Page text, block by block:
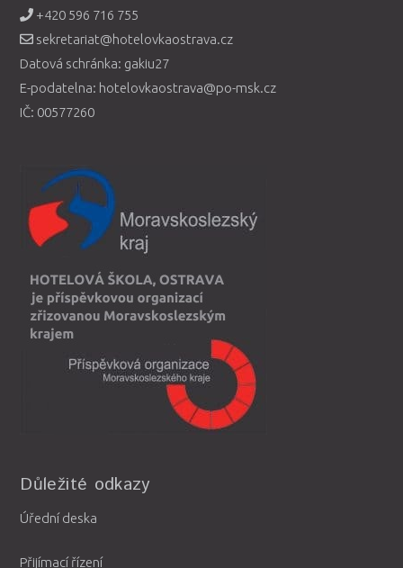
+420 596 716 755
sekretariat@hotelovkaostrava.cz
Datová schránka: gakiu27
E-podatelna: hotelovkaostrava@po-msk.cz
IČ: 00577260
Důležité odkazy
Úřední deska
Přijímací řízení